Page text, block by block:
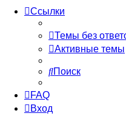
Ссылки
Темы без
Активные темы
Поиск
FAQ
Вход